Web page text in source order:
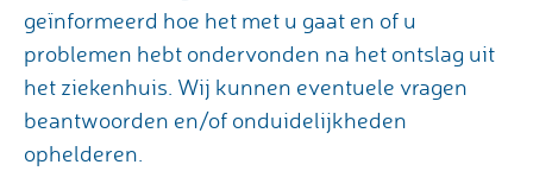
geïnformeerd hoe het met u gaat en of u
problemen hebt ondervonden na het ontslag uit
het ziekenhuis. Wij kunnen eventuele vragen
beantwoorden en/of onduidelijkheden
ophelderen.